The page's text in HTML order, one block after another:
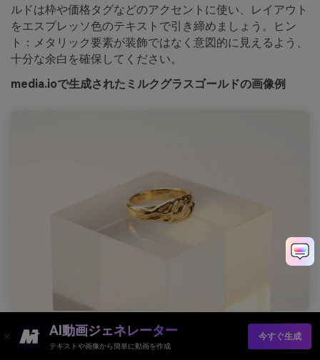
ルドは枠や価格タグなどのアクセントに使い、レイアウト
をエスプレッソ色のテキストで引き締めましょう。ヒン
ト：メタリック要素が装飾ではなく意図的に見えるよう、
十分な余白を確保してください。
media.ioで生成されたミルクグラスゴールドの画像例
プロンプト：ミルクグラスアクリル台座に置かれたゴールドリン
グのリアルなスタジオ製品広告、柔らかく暖かいライト、クリー
ンなオフホワイト背景、ミニマルな構成、高級感のある美学 --ar
AI動画ジェネレーター
テキストや画像から簡単に動画を作成
今すぐ生成